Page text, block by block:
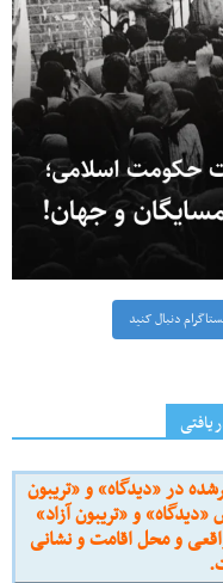
دنبال کنید
در «دیدگاه» و «تریبون
و «تریبون آزاد»
و محل اقامت و نشانی